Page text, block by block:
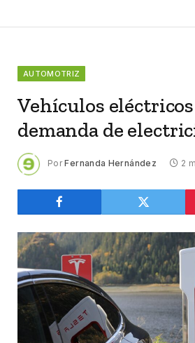
AUTOMOTRIZ
Vehículos
demanda de
Por Fernanda Hernández 2